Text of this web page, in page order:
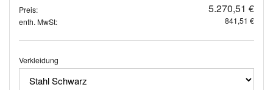
Preis: 5.270,51 €
enth. MwSt: 841,51 €
Verkleidung